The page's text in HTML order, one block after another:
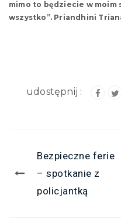
mimo to będziecie w moim
wszystko”. Priandhini
Bezpieczne ferie
– spotkanie z
policjantką